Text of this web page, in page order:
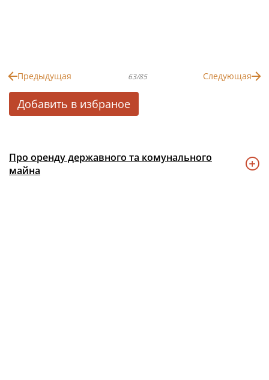
Предыдущая 63/85 Следующая
Добавить в избраное
Про оренду державного та комунального
майна